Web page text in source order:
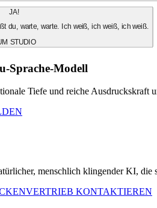
JA!
du, warte, warte. Ich weiß, ich weiß, ich weiß.
STUDIO
Sprache-Modell
Tiefe und reiche Ausdruckskraft
menschlich klingender KI,
VERTRIEB KONTAKTIEREN